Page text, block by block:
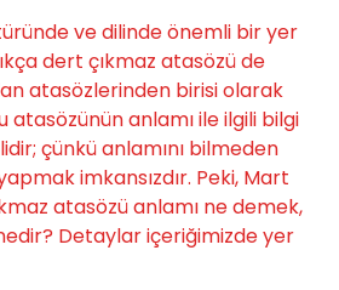
ve dilinde önemli bir yer
dert çıkmaz atasözü de
atasözlerinden birisi olarak
atasözünün anlamı ile ilgili bilgi
çünkü anlamını bilmeden
imkansızdır. Peki, Mart
atasözü anlamı ne demek,
Detaylar içeriğimizde yer